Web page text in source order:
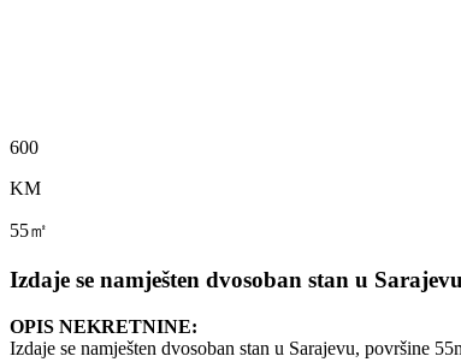
600
KM
55㎡
Izdaje se namješten dvosoban stan u
OPIS NEKRETNINE:
Izdaje se namješten dvosoban stan u Sarajevu, površine